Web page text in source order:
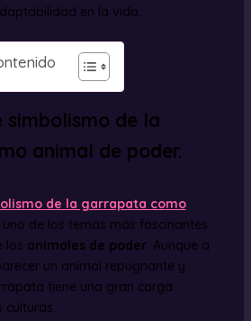
en la vida.
simbolismo de la
animal de poder.
de la garrapata como
de los temas más fascinantes
los animales de poder. Aunque a
un animal repugnante y
tiene una gran carga
culturas.